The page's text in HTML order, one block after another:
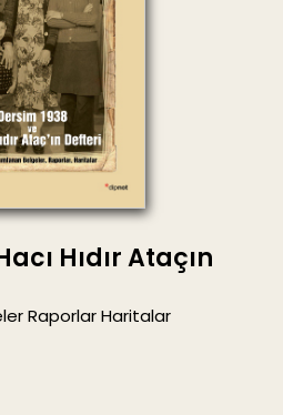
Hıdır Ataçın
Raporlar Haritalar